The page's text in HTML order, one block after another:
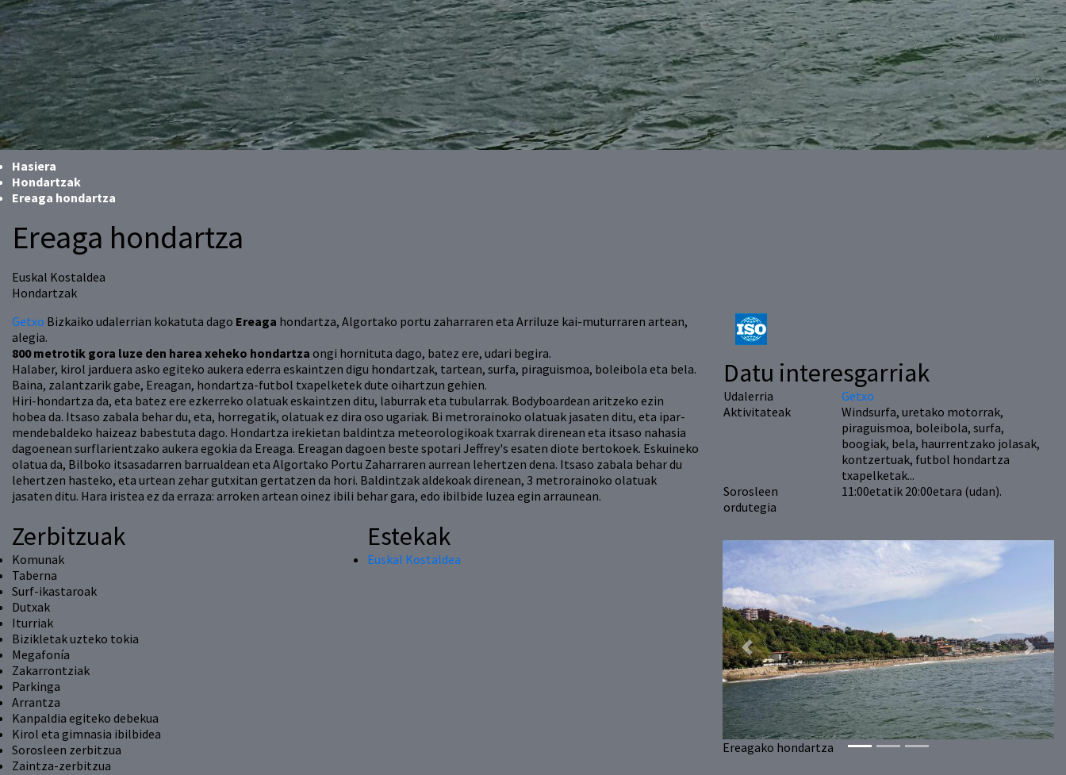
Hasiera
Hondartzak
Ereaga hondartza
Ereaga hondartza
Euskal Kostaldea
Hondartzak
Getxo Bizkaiko udalerrian kokatuta dago Ereaga hondartza, Algortako portu zaharraren eta Arriluze kai-muturraren artean,
alegia.
800 metrotik gora luze den harea xeheko hondartza ongi hornituta dago, batez ere, udari begira.
Halaber, kirol jarduera asko egiteko aukera ederra eskaintzen digu hondartzak, tartean, surfa, piraguismoa, boleibola eta bela.
Baina, zalantzarik gabe, Ereagan, hondartza-futbol txapelketek dute oihartzun gehien.
Hiri-hondartza da, eta batez ere ezkerreko olatuak eskaintzen ditu, laburrak eta tubularrak. Bodyboardean aritzeko ezin
hobea da. Itsaso zabala behar du, eta, horregatik, olatuak ez dira oso ugariak. Bi metrorainoko olatuak jasaten ditu, eta ipar-
mendebaldeko haizeaz babestuta dago. Hondartza irekietan baldintza meteorologikoak txarrak direnean eta itsaso nahasia
dagoenean surflarientzako aukera egokia da Ereaga. Ereagan dagoen beste spotari Jeffrey's esaten diote bertokoek. Eskuineko
olatua da, Bilboko itsasadarren barrualdean eta Algortako Portu Zaharraren aurrean lehertzen dena. Itsaso zabala behar du
lehertzen hasteko, eta urtean zehar gutxitan gertatzen da hori. Baldintzak aldekoak direnean, 3 metrorainoko olatuak
jasaten ditu. Hara iristea ez da erraza: arroken artean oinez ibili behar gara, edo ibilbide luzea egin arraunean.
Datu interesgarriak
Udalerria
Getxo
Aktivitateak
Windsurfa, uretako motorrak,
piraguismoa, boleibola, surfa,
boogiak, bela, haurrentzako jolasak,
kontzertuak, futbol hondartza
txapelketak...
Sorosleen
ordutegia
11:00etatik 20:00etara (udan).
Zerbitzuak
Komunak
Taberna
Surf-ikastaroak
Dutxak
Iturriak
Bizikletak uzteko tokia
Megafonía
Zakarrontziak
Parkinga
Arrantza
Kanpaldia egiteko debekua
Kirol eta gimnasia ibilbidea
Sorosleen zerbitzua
Zaintza-zerbitzua
Estekak
Euskal Kostaldea
Ereagako hondartza
Previous Next